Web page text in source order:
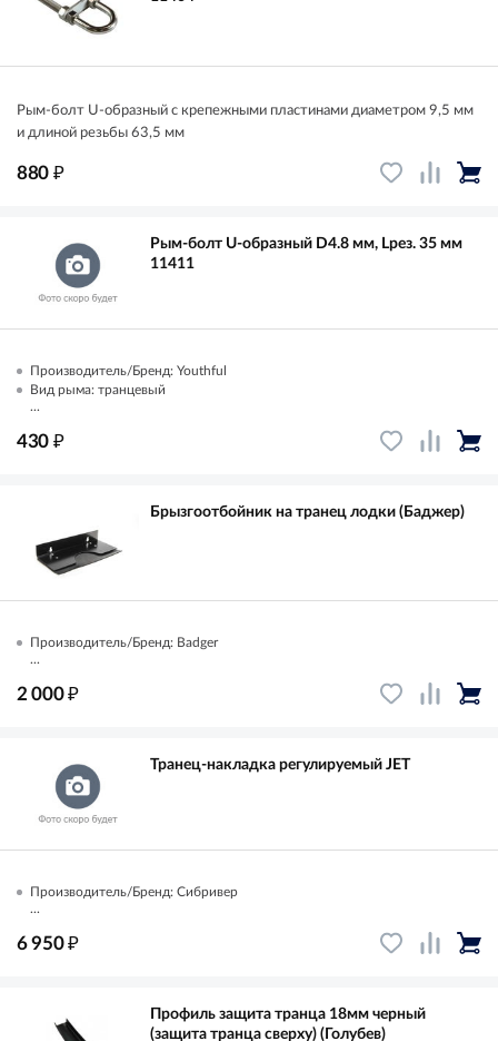
Рым-болт U-образный с крепежными пластинами диаметром 9,5 мм
и длиной резьбы 63,5 мм
880 ₽
Рым-болт U-образный D4.8 мм, Lрез. 35 мм
11411
Производитель/Бренд: Youthful
Вид рыма: транцевый
...
430 ₽
Брызгоотбойник на транец лодки (Баджер)
Производитель/Бренд: Badger
...
2 000₽
Транец-накладка регулируемый JET
Производитель/Бренд: Сибривер
...
6 950₽
Профиль защита транца 18мм черный
(защита транца сверху) (Голубев)